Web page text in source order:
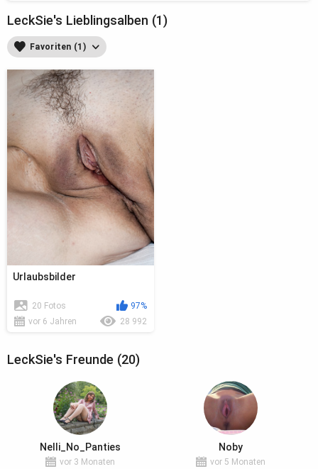
LeckSie's Lieblingsalben (1)
Favoriten (1)
Urlaubsbilder
20 Fotos
97%
vor 6 Jahren
28 992
LeckSie's Freunde (20)
Nelli_No_Panties
vor 3 Monaten
Noby
vor 5 Monaten